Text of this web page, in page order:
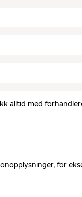
alltid med
for